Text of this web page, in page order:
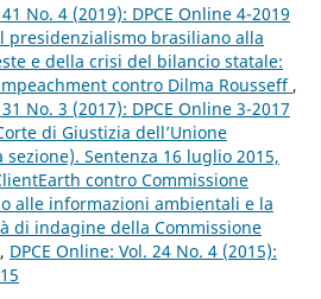
No. 4 (2019): DPCE Online 4-2019
presidenzialismo brasiliano alla
e della crisi del bilancio statale:
contro Dilma Rousseff ,
No. 3 (2017): DPCE Online 3-2017
di Giustizia dell’Unione
sezione). Sentenza 16 luglio 2015,
contro Commissione
alle informazioni ambientali e la
di indagine della Commissione
, DPCE Online: Vol. 24 No. 4 (2015):